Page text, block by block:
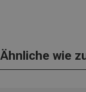
Ähnliche wie